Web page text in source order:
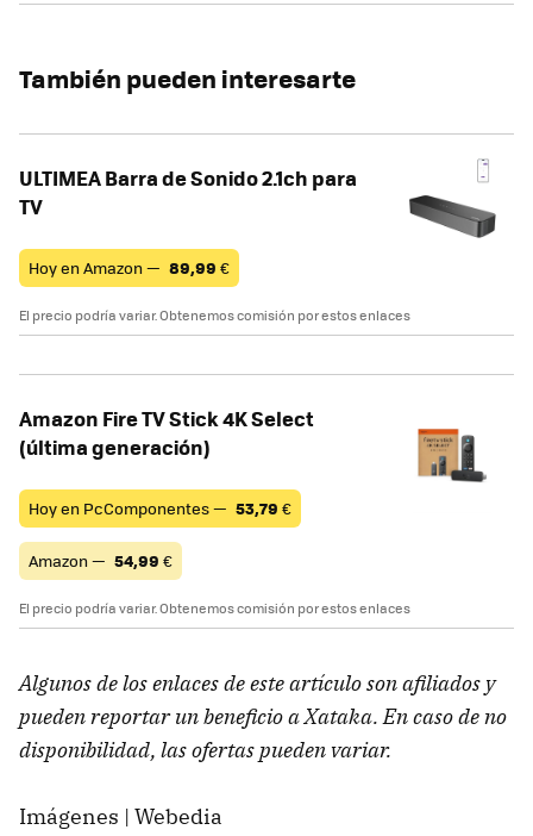
También pueden interesarte
ULTIMEA Barra de Sonido 2.1ch para
TV
Hoy en Amazon — 89,99 €
El precio podría variar. Obtenemos comisión por estos enlaces
Amazon Fire TV Stick 4K Select
(última generación)
Hoy en PcComponentes — 53,79 €
Amazon — 54,99 €
El precio podría variar. Obtenemos comisión por estos enlaces
Algunos de los enlaces de este artículo son afiliados y
pueden reportar un beneficio a Xataka. En caso de no
disponibilidad, las ofertas pueden variar.
Imágenes | Webedia